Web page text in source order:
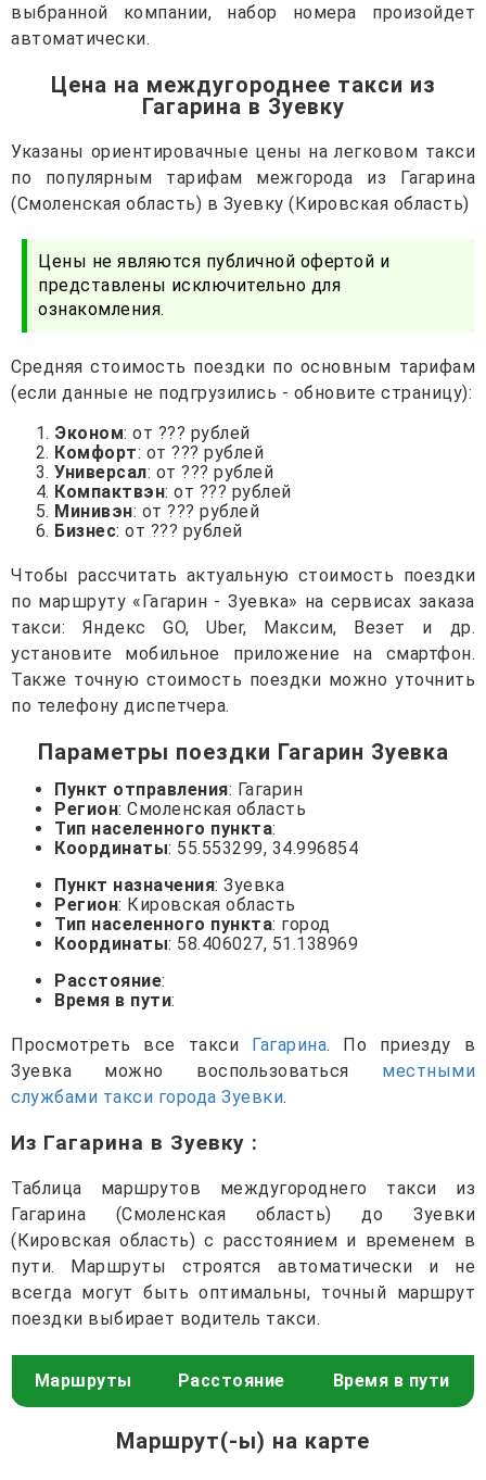
выбранной компании, набор номера произойдет
автоматически.
Цена на междугороднее такси из
Гагарина в Зуевку
Указаны ориентировачные цены на легковом такси
по популярным тарифам межгорода из Гагарина
(Смоленская область) в Зуевку (Кировская область)
Цены не являются публичной офертой и
представлены исключительно для
ознакомления.
Средняя стоимость поездки по основным тарифам
(если данные не подгрузились - обновите страницу):
Эконом: от ??? рублей
Комфорт: от ??? рублей
Универсал: от ??? рублей
Компактвэн: от ??? рублей
Минивэн: от ??? рублей
Бизнес: от ??? рублей
Чтобы рассчитать актуальную стоимость поездки
по маршруту «Гагарин - Зуевка» на сервисах заказа
такси: Яндекс GO, Uber, Максим, Везет и др.
установите мобильное приложение на смартфон.
Также точную стоимость поездки можно уточнить
по телефону диспетчера.
Параметры поездки Гагарин Зуевка
Пункт отправления: Гагарин
Регион: Смоленская область
Тип населенного пункта:
Координаты: 55.553299, 34.996854
Пункт назначения: Зуевка
Регион: Кировская область
Тип населенного пункта: город
Координаты: 58.406027, 51.138969
Расстояние:
Время в пути:
Просмотреть все такси Гагарина. По приезду в
Зуевка можно воспользоваться местными
службами такси города Зуевки.
Из Гагарина в Зуевку :
Таблица маршрутов междугороднего такси из
Гагарина (Смоленская область) до Зуевки
(Кировская область) с расстоянием и временем в
пути. Маршруты строятся автоматически и не
всегда могут быть оптимальны, точный маршрут
поездки выбирает водитель такси.
Маршруты Расстояние Время в пути
Маршрут(-ы) на карте